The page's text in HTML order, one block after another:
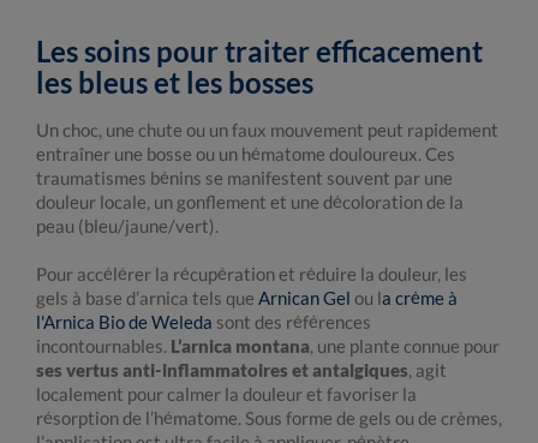
Les soins pour traiter efficacement
les bleus et les bosses
Un choc, une chute ou un faux mouvement peut rapidement
entraîner une bosse ou un hématome douloureux. Ces
traumatismes bénins se manifestent souvent par une
douleur locale, un gonflement et une décoloration de la
peau (bleu/jaune/vert).
Pour accélérer la récupération et réduire la douleur, les
gels à base d’arnica tels que Arnican Gel ou la crème à
l'Arnica Bio de Weleda sont des références
incontournables. L’arnica montana, une plante connue pour
ses vertus anti-inflammatoires et antalgiques, agit
localement pour calmer la douleur et favoriser la
résorption de l’hématome. Sous forme de gels ou de crèmes,